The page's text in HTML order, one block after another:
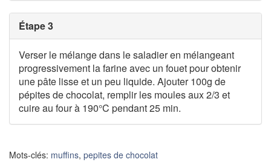
Étape 3
Verser le mélange dans le saladier en mélangeant
progressivement la farine avec un fouet pour obtenir
une pâte lisse et un peu liquide. Ajouter 100g de
pépites de chocolat, remplir les moules aux 2/3 et
cuire au four à 190°C pendant 25 min.
Mots-clés: muffins, pepites de chocolat